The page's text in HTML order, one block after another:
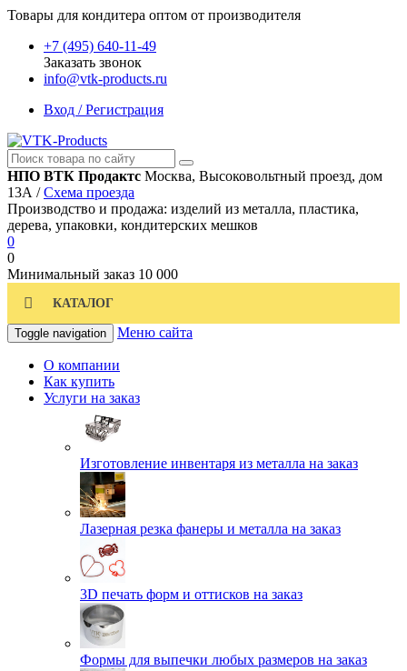
Товары для кондитера оптом от производителя
+7 (495) 640-11-49
Заказать звонок
info@vtk-products.ru
Вход / Регистрация
НПО ВТК Продактс Москва, Высоковольтный проезд, дом
13А /Схема проезда
Производство и продажа: изделий из металла, пластика,
дерева, упаковки, кондитерских мешков
0
0
Минимальный заказ 10 000
КАТАЛОГ
Toggle navigation Меню сайта
О компании
Как купить
Услуги на заказ
Изготовление инвентаря из металла на заказ
Лазерная резка фанеры и металла на заказ
3D печать форм и оттисков на заказ
Формы для выпечки любых размеров на заказ